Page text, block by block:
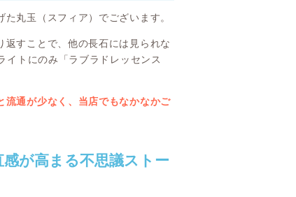
丸玉（スフィア）でございます。
すことで、他の長石には見られな
イトにのみ「ラブラドレッセンス
流通が少なく、当店でもなかなかご
が高まる不思議ストー